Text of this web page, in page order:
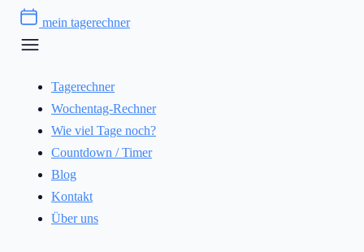
Zum
Inhalt
mein tagerechner
Tagerechner
Wochentag-Rechner
Wie viel Tage noch?
Countdown / Timer
Blog
Kontakt
Über uns